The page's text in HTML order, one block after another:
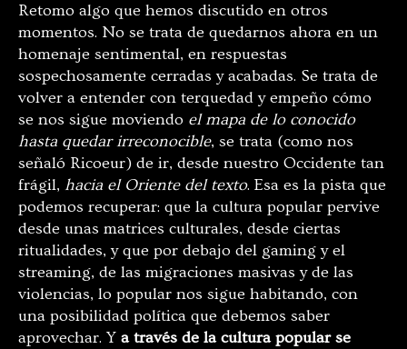
Retomo algo que hemos discutido en otros
momentos. No se trata de quedarnos ahora en un
homenaje sentimental, en respuestas
sospechosamente cerradas y acabadas. Se trata de
volver a entender con terquedad y empeño cómo
se nos sigue moviendo el mapa de lo conocido
hasta quedar irreconocible, se trata (como nos
señaló Ricoeur) de ir, desde nuestro Occidente tan
frágil, hacia el Oriente del texto. Esa es la pista que
podemos recuperar: que la cultura popular pervive
desde unas matrices culturales, desde ciertas
ritualidades, y que por debajo del gaming y el
streaming, de las migraciones masivas y de las
violencias, lo popular nos sigue habitando, con
una posibilidad política que debemos saber
aprovechar. Y a través de la cultura popular se